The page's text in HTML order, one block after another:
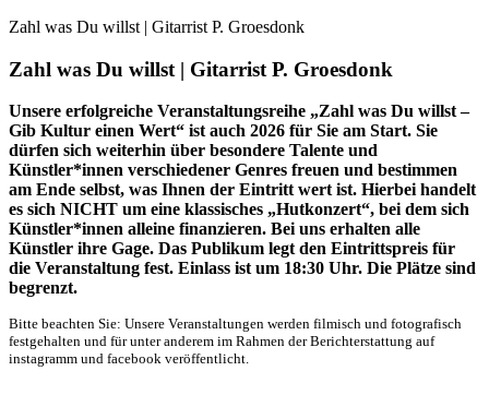
Zahl was Du willst | Gitarrist P. Groesdonk
Zahl was Du willst | Gitarrist P. Groesdonk
Unsere erfolgreiche Veranstaltungsreihe „Zahl was Du willst –
Gib Kultur einen Wert“ ist auch 2026 für Sie am Start. Sie
dürfen sich weiterhin über besondere Talente und
Künstler*innen verschiedener Genres freuen und bestimmen
am Ende selbst, was Ihnen der Eintritt wert ist. Hierbei handelt
es sich NICHT um eine klassisches „Hutkonzert“, bei dem sich
Künstler*innen alleine finanzieren. Bei uns erhalten alle
Künstler ihre Gage. Das Publikum legt den Eintrittspreis für
die Veranstaltung fest. Einlass ist um 18:30 Uhr. Die Plätze sind
begrenzt.
Bitte beachten Sie: Unsere Veranstaltungen werden filmisch und fotografisch
festgehalten und für unter anderem im Rahmen der Berichterstattung auf
instagramm und facebook veröffentlicht.